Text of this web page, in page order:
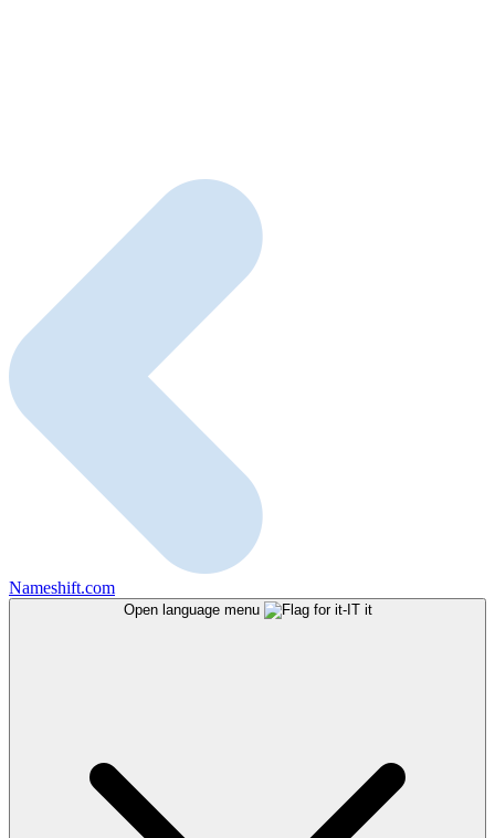
Nameshift.com
Open language menu it